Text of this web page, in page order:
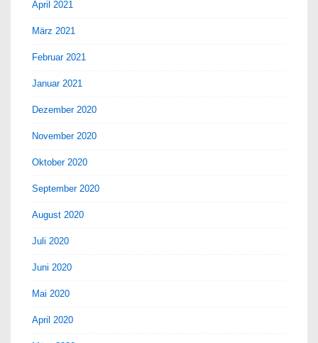
April 2021
März 2021
Februar 2021
Januar 2021
Dezember 2020
November 2020
Oktober 2020
September 2020
August 2020
Juli 2020
Juni 2020
Mai 2020
April 2020